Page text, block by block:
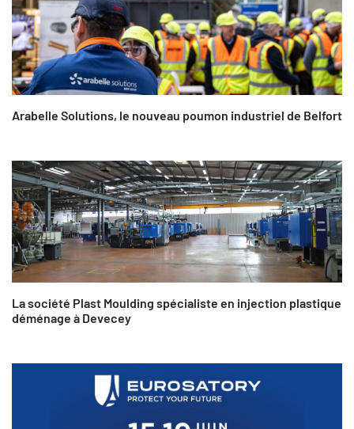
Arabelle Solutions, le nouveau poumon industriel de Belfort
La société Plast Moulding spécialiste en injection plastique
déménage à Devecey